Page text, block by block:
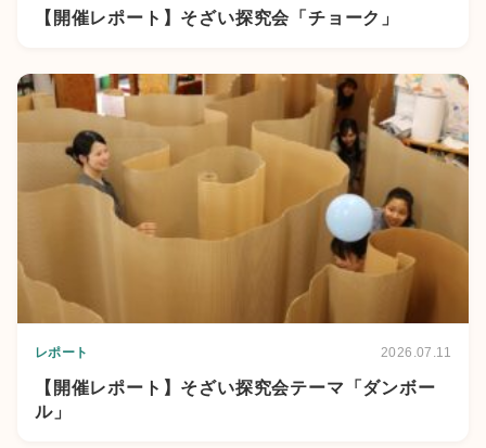
【開催レポート】そざい探究会「チョーク」
レポート 2026.07.11
【開催レポート】そざい探究会テーマ「ダンボー
ル」